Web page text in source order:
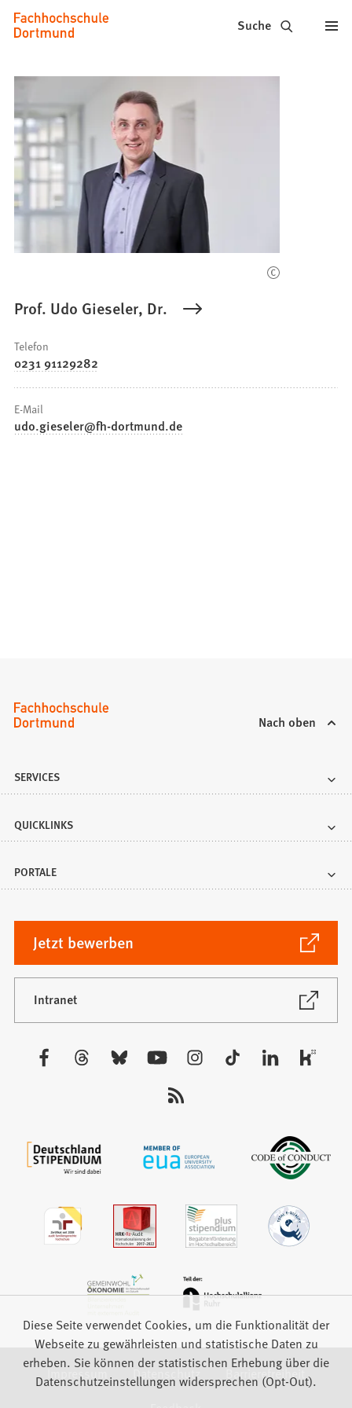
Inhalt anspringen
Fachhochschule
Dortmund
-
Studium,
Studiengänge,
Bewerbung
Suche
Prof. Udo Gieseler, Dr.
Telefon
0231 91129282
E-Mail
udo.gieseler fh-dortmund de
Nach oben
SERVICES
QUICKLINKS
PORTALE
Jetzt bewerben
(Öffnet
in
einem
neuen
Tab)
Intranet
(Öffnet
neuen
Besuchen
Impressum Datenschutz
Barrierefreiheit
Diese Seite verwendet Cookies, um die Funktionalität der
Webseite zu gewährleisten und statistische Daten zu
erheben. Sie können der statistischen Erhebung über die
Datenschutzeinstellungen widersprechen (Opt-Out).